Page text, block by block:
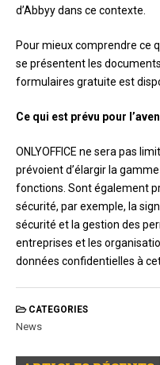
d’Abbyy dans ce contexte.
Pour mieux comprendre ce
se présentent les
formulaires gratuite est
Сe qui est prévu pour
ONLYOFFICE ne sera pas
prévoient d’élargir la
fonctions. Sont également
sécurité, par exemple, la
sécurité et la gestion des
entreprises et les
données confidentielles à
CATEGORIES
News